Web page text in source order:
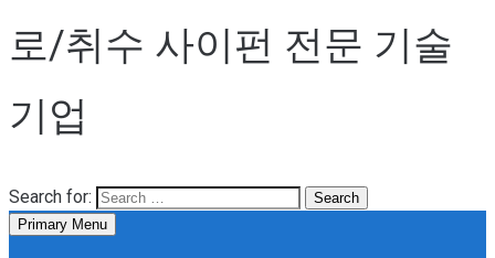
로/취수 사이펀 전문 기술
기업
Search for:
Primary Menu